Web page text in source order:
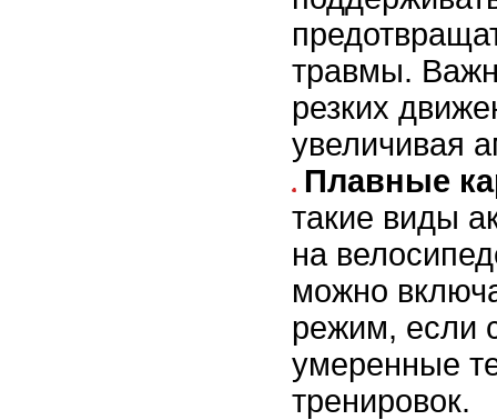
травмы.
резких
увеличивая
Плавные
такие виды
на
можно
режим, если
умеренные
тренировок.